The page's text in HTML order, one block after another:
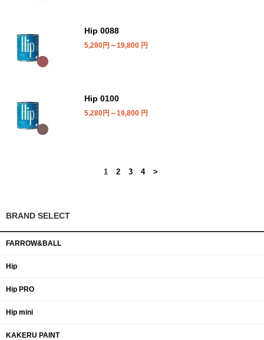
Hip 0088
5,280円～19,800 円
Hip 0100
5,280円～19,800 円
1 2 3 4 >
BRAND SELECT
FARROW&BALL
Hip
Hip PRO
Hip mini
KAKERU PAINT